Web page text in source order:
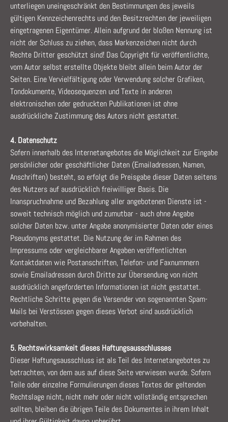
unterliegen uneingeschränkt den Bestimmungen des jeweils
gültigen Kennzeichenrechts und den Besitzrechten der jeweiligen
eingetragenen Eigentümer. Allein aufgrund der bloßen Nennung ist
nicht der Schluss zu ziehen, dass Markenzeichen nicht durch
Rechte Dritter geschützt sind! Das Copyright für veröffentlichte,
vom Autor selbst erstellte Objekte bleibt allein beim Autor der
Seiten. Eine Vervielfältigung oder Verwendung solcher Grafiken,
Tondokumente, Videosequenzen und Texte in anderen
elektronischen oder gedruckten Publikationen ist ohne
ausdrückliche Zustimmung des Autors nicht gestattet.
4. Datenschutz
Sofern innerhalb des Internetangebotes die Möglichkeit zur Eingabe
persönlicher oder geschäftlicher Daten (Emailadressen, Namen,
Anschriften) besteht, so erfolgt die Preisgabe dieser Daten seitens
des Nutzers auf ausdrücklich freiwilliger Basis. Die
Inanspruchnahme und Bezahlung aller angebotenen Dienste ist -
soweit technisch möglich und zumutbar - auch ohne Angabe
solcher Daten bzw. unter Angabe anonymisierter Daten oder eines
Pseudonyms gestattet. Die Nutzung der im Rahmen des
Impressums oder vergleichbarer Angaben veröffentlichten
Kontaktdaten wie Postanschriften, Telefon- und Faxnummern
sowie Emailadressen durch Dritte zur Übersendung von nicht
ausdrücklich angeforderten Informationen ist nicht gestattet.
Rechtliche Schritte gegen die Versender von sogenannten Spam-
Mails bei Verstössen gegen dieses Verbot sind ausdrücklich
vorbehalten.
5. Rechtswirksamkeit dieses Haftungsausschlusses
Dieser Haftungsausschluss ist als Teil des Internetangebotes zu
betrachten, von dem aus auf diese Seite verwiesen wurde. Sofern
Teile oder einzelne Formulierungen dieses Textes der geltenden
Rechtslage nicht, nicht mehr oder nicht vollständig entsprechen
sollten, bleiben die übrigen Teile des Dokumentes in ihrem Inhalt